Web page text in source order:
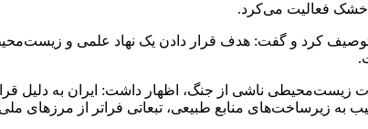
فعالیت می‌کرد.
زیست‌محیطی ناشی از جنگ، اظهار داشت: ایران به دلیل
زیرساخت‌های منابع طبیعی، تبعاتی فراتر از مرزهای